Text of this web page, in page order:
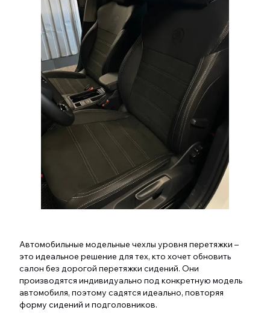
Автомобильные модельные чехлы уровня перетяжки –
это идеальное решение для тех, кто хочет обновить
салон без дорогой перетяжки сидений. Они
производятся индивидуально под конкретную модель
автомобиля, поэтому садятся идеально, повторяя
форму сидений и подголовников.